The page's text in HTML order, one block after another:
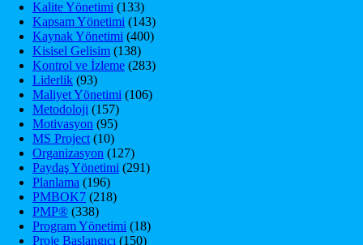
Kalite Yönetimi (133)
Kapsam Yönetimi (143)
Kaynak Yönetimi (400)
Kisisel Gelisim (138)
Kontrol ve İzleme (283)
Liderlik (93)
Maliyet Yönetimi (106)
Metodoloji (157)
Motivasyon (95)
MS Project (10)
Organizasyon (127)
Paydaş Yönetimi (291)
Planlama (196)
PMBOK7 (218)
PMP® (338)
Program Yönetimi (18)
Proje Başlangıcı (150)